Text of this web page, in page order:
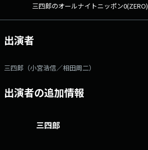
三四郎のオールナイトニッポン0(ZERO)
出演者
三四郎（小宮浩信／相田周二）
出演者の追加情報
三四郎